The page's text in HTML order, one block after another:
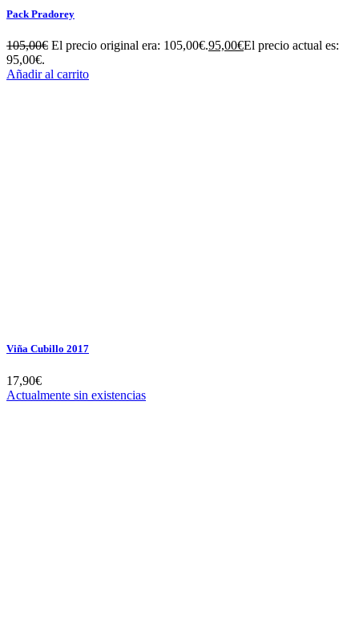
Pack Pradorey
105,00€ El precio original era: 105,00€.95,00€El precio actual es:
95,00€.
Añadir al carrito
Viña Cubillo 2017
17,90€
Actualmente sin existencias